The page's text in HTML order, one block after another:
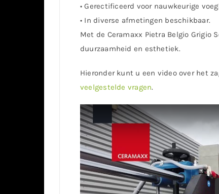
• Gerectificeerd voor nauwkeurige
• In diverse afmetingen beschikbaar.
Met de Ceramaxx Pietra Belgio
duurzaamheid en esthetiek.
Hieronder kunt u een video over het
veelgestelde vragen.